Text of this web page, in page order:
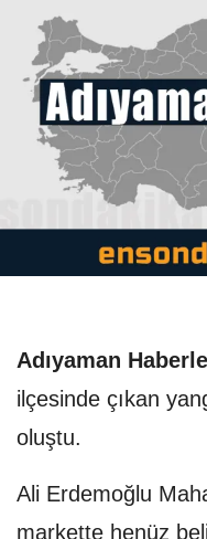
Adıyaman
ilçesinde çıkan
oluştu.
Ali Erdemoğlu
markette henüz